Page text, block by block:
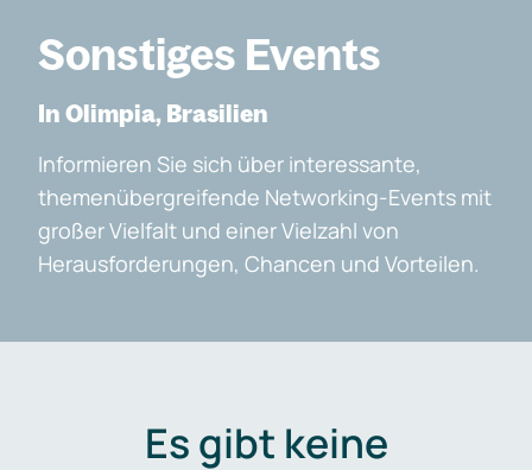
Sonstiges Events
In Olimpia, Brasilien
Informieren Sie sich über interessante,
themenübergreifende Networking-Events mit
großer Vielfalt und einer Vielzahl von
Herausforderungen, Chancen und Vorteilen.
Es gibt keine